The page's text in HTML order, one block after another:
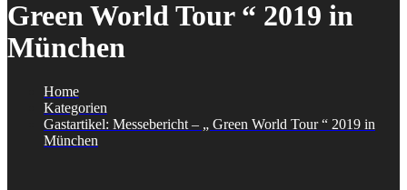
Green World Tour “ 2019 in
München
Home
Kategorien
Gastartikel: Messebericht – „ Green World Tour “ 2019 in
München